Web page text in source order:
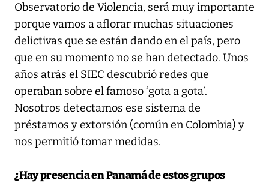
Observatorio de Violencia, será muy importante
porque vamos a aflorar muchas situaciones
delictivas que se están dando en el país, pero
que en su momento no se han detectado. Unos
años atrás el SIEC descubrió redes que
operaban sobre el famoso ‘gota a gota’.
Nosotros detectamos ese sistema de
préstamos y extorsión (común en Colombia) y
nos permitió tomar medidas.
¿Hay presencia en Panamá de estos grupos